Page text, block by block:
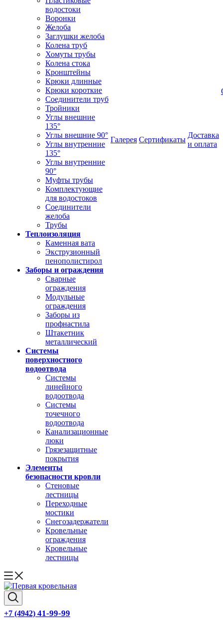
водостоки
Воронки
Желоба
Заглушки желоба
Колена труб
Хомуты трубы
Колена стока
Кронштейны
Крюки длинные
Крюки короткие
Соединители труб
Тройники
Углы внешние
135°
Углы внешние 90°
Углы внутренние
135°
Углы внутренние
90°
Муфты трубы
Комплектующие
для водостоков
Соединители
желоба
Трубы
Теплоизоляция
Каменная вата
Экструзионный
пенополистирол
Заборы и ограждения
Сварные
ограждения
Модульные
ограждения
Заборы из
профнастила
Штакетник
металлический
Системы
поверхностного
водоотвода
Системы
линейного
водоотвода
Системы
точечного
водоотвода
Канализационные
люки
Грязезащитные
покрытия
Элементы
безопасности кровли
Стеновые
лестницы
Переходные
мостики
Снегозадержатели
Кровельные
ограждения
Кровельные
лестницы
Галерея Сертификаты
Доставка
и оплата
+7 (4942) 41-99-99